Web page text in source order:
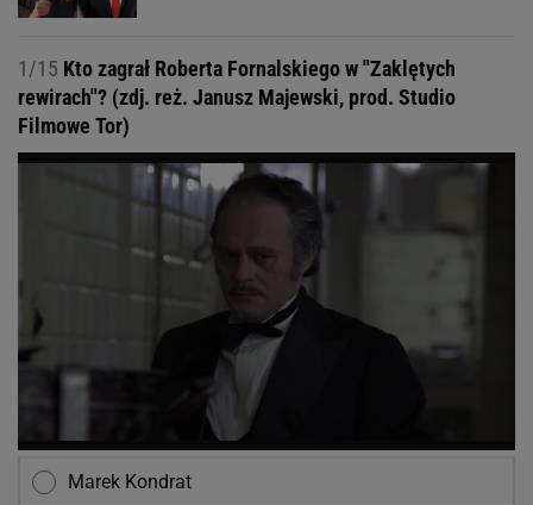
1/15 Kto zagrał Roberta Fornalskiego w "Zaklętych
rewirach"? (zdj. reż. Janusz Majewski, prod. Studio
Filmowe Tor)
Marek Kondrat